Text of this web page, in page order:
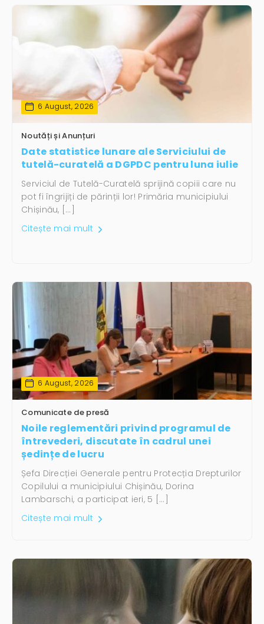
6 August, 2026
Noutăți și Anunțuri
Date statistice lunare ale Serviciului de
tutelă-curatelă a DGPDC pentru luna iulie
Serviciul de Tutelă-Curatelă sprijină copiii care nu
pot fi îngrijiți de părinții lor! Primăria municipiului
Chișinău, […]
Citește mai mult
6 August, 2026
Comunicate de presă
Noile reglementări privind programul de
întrevederi, discutate în cadrul unei
ședințe de lucru
Șefa Direcției Generale pentru Protecția Drepturilor
Copilului a municipiului Chișinău, Dorina
Lambarschi, a participat ieri, 5 […]
Citește mai mult